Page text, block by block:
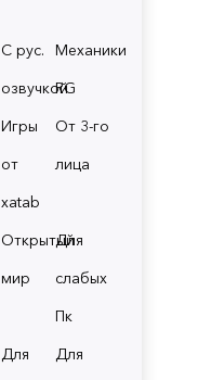
С рус.
озвучкой
Механики
RG
Игры
от
xatab
От 3-го
лица
Открытый
мир
Для
слабых
Пк
Для
Для